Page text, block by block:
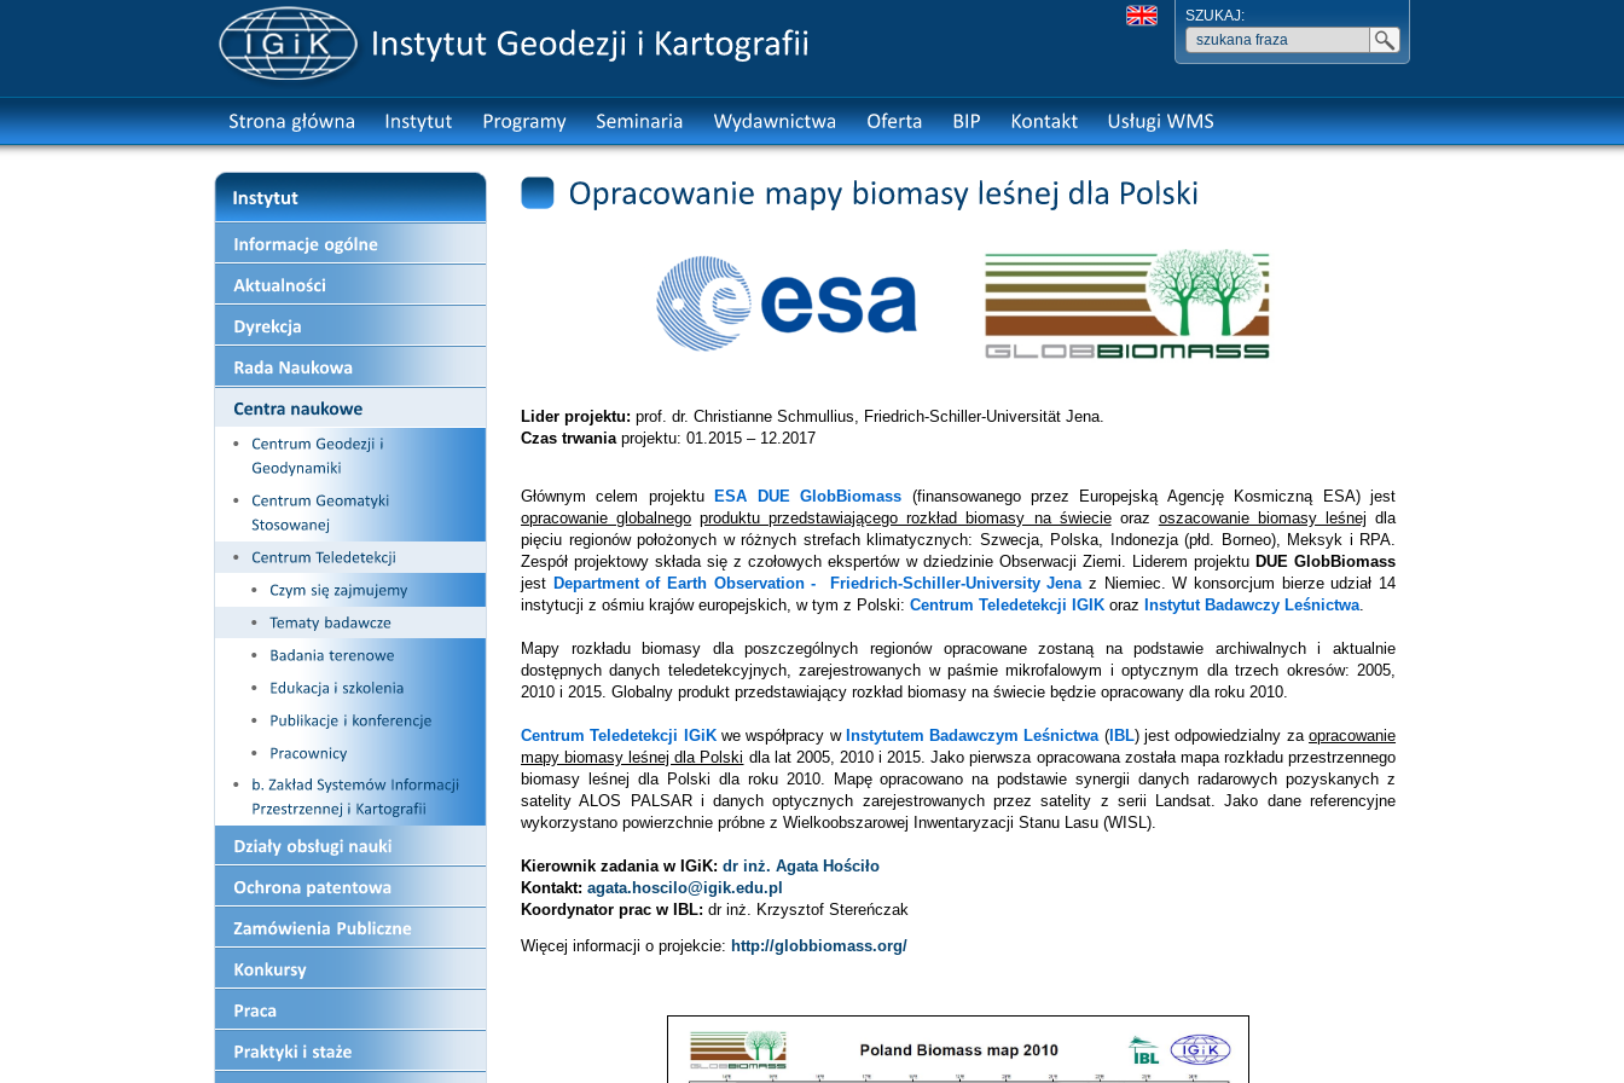
SZUKAJ:
Lider projektu: prof. dr. Christianne Schmullius, Friedrich-Schiller-Universität Jena.
Czas trwaniaprojektu: 01.2015 – 12.2017
Głównym celem projektu ESA DUE GlobBiomass (finansowanego przez Europejską Agencję Kosmiczną ESA) jest
opracowanie globalnego produktu przedstawiającego rozkład biomasy na świecieoraz oszacowanie biomasy leśnej dla
pięciu regionów położonych w różnych strefach klimatycznych: Szwecja, Polska, Indonezja (płd. Borneo), Meksyk i RPA.
Zespół projektowy składa się z czołowych ekspertów w dziedzinie Obserwacji Ziemi. Liderem projektu DUE GlobBiomass
jest Department of Earth Observation - Friedrich-Schiller-University Jenaz Niemiec. W konsorcjum bierze udział 14
instytucji z ośmiu krajów europejskich, w tym z Polski: Centrum Teledetekcji IGIK oraz Instytut Badawczy Leśnictwa.
Mapy rozkładu biomasy dla poszczególnych regionów opracowane zostaną na podstawie archiwalnych i aktualnie
dostępnych danych teledetekcyjnych, zarejestrowanych w paśmie mikrofalowym i optycznym dla trzech okresów: 2005,
2010 i 2015. Globalny produkt przedstawiający rozkład biomasy na świecie będzie opracowany dla roku 2010.
Centrum Teledetekcji IGiKwe współpracy w Instytutem Badawczym Leśnictwa(IBL) jest odpowiedzialny zaopracowanie
mapy biomasy leśnej dla Polski dla lat 2005, 2010 i 2015. Jako pierwsza opracowana została mapa rozkładu przestrzennego
biomasy leśnej dla Polski dla roku 2010. Mapę opracowano na podstawie synergii danych radarowych pozyskanych z
satelity ALOS PALSAR i danych optycznych zarejestrowanych przez satelity z serii Landsat. Jako dane referencyjne
wykorzystano powierzchnie próbne z Wielkoobszarowej Inwentaryzacji Stanu Lasu (WISL).
Kierownik zadania w IGiK: dr inż. Agata Hościło
Kontakt: agata.hoscilo@igik.edu.pl
Koordynator prac w IBL: dr inż. Krzysztof Stereńczak
Więcej informacji o projekcie: http://globbiomass.org/